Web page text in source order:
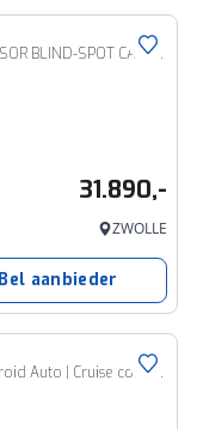
1.5 2WD STOELVERW STUURVERW PARK-SENSOR BLIND-SPOT CARPLAY LENDESTEUN
31.890,-
ZWOLLE
Bel aanbieder
2WD | Achteruitrijcamera | Apple Carplay/Android Auto | Cruise control adaptief | Voorstoelen verwarmd | keyless entry/start |